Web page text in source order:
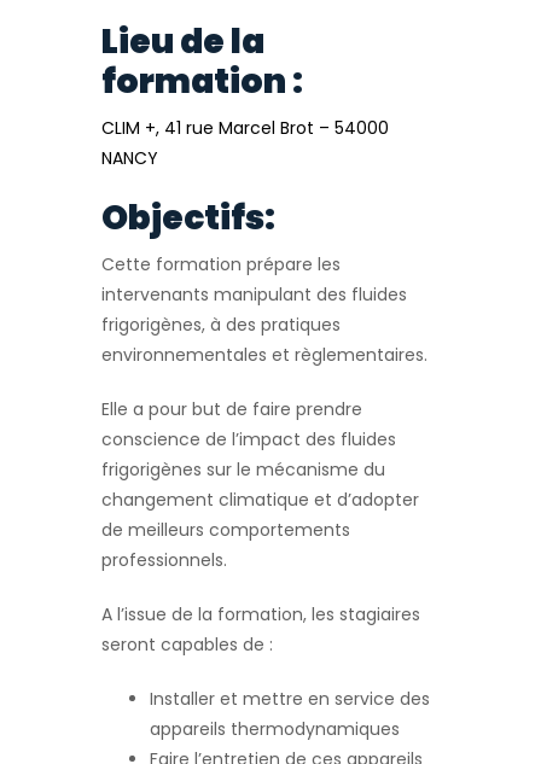
Lieu de la
formation :
CLIM +, 41 rue Marcel Brot – 54000
NANCY
Objectifs:
Cette formation prépare les
intervenants manipulant des fluides
frigorigènes, à des pratiques
environnementales et règlementaires.
Elle a pour but de faire prendre
conscience de l’impact des fluides
frigorigènes sur le mécanisme du
changement climatique et d’adopter
de meilleurs comportements
professionnels.
A l’issue de la formation, les stagiaires
seront capables de :
Installer et mettre en service des
appareils thermodynamiques
Faire l’entretien de ces appareils